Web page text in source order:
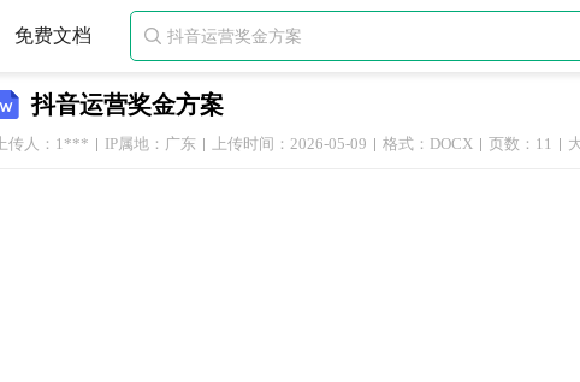
免费文档 
抖音运营奖金方案
上传人：1*** IP属地：广东 上传时间：2026-05-09 格式：DOCX 页数：11